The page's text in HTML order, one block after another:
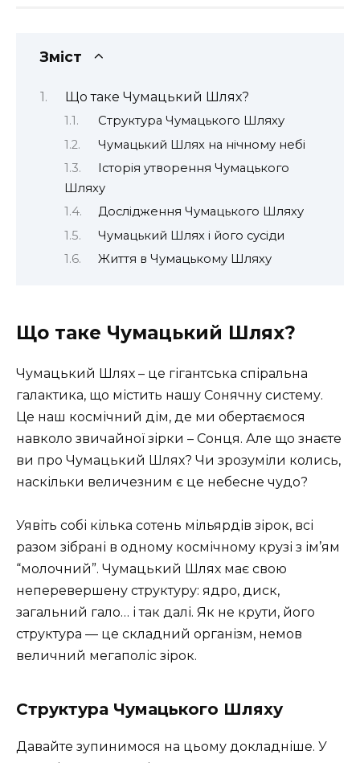
Зміст
Що таке Чумацький Шлях?
Структура Чумацького Шляху
Чумацький Шлях на нічному небі
Історія утворення Чумацького
Шляху
Дослідження Чумацького Шляху
Чумацький Шлях і його сусіди
Життя в Чумацькому Шляху
Що таке Чумацький Шлях?
Чумацький Шлях – це гігантська спіральна
галактика, що містить нашу Сонячну систему.
Це наш космічний дім, де ми обертаємося
навколо звичайної зірки – Сонця. Але що знаєте
ви про Чумацький Шлях? Чи зрозуміли колись,
наскільки величезним є це небесне чудо?
Уявіть собі кілька сотень мільярдів зірок, всі
разом зібрані в одному космічному крузі з ім’ям
“молочний”. Чумацький Шлях має свою
неперевершену структуру: ядро, диск,
загальний гало… і так далі. Як не крути, його
структура — це складний організм, немов
величний мегаполіс зірок.
Структура Чумацького Шляху
Давайте зупинимося на цьому докладніше. У